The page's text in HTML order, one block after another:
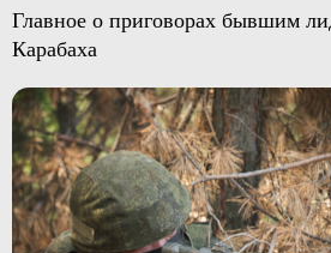
Главное о приговорах бывшим
Карабаха